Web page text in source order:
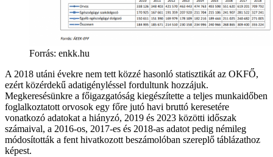
Forrás: enkk.hu
A 2018 utáni évekre nem tett közzé hasonló statisztikát az OKFŐ,
ezért közérdekű adatigényléssel fordultunk hozzájuk.
Megkeresésünkre a főigazgatóság kiegészítette a teljes munkaidőben
foglalkoztatott orvosok egy főre jutó havi bruttó keresetére
vonatkozó adatokat a hiányzó, 2019 és 2023 közötti időszak
számaival, a 2016-os, 2017-es és 2018-as adatot pedig némileg
módosították a fent hivatkozott beszámolóban szereplő táblázathoz
képest.